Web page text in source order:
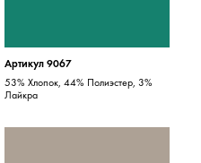
Артикул 9067
53% Хлопок, 44% Полиэстер, 3%
Лайкра